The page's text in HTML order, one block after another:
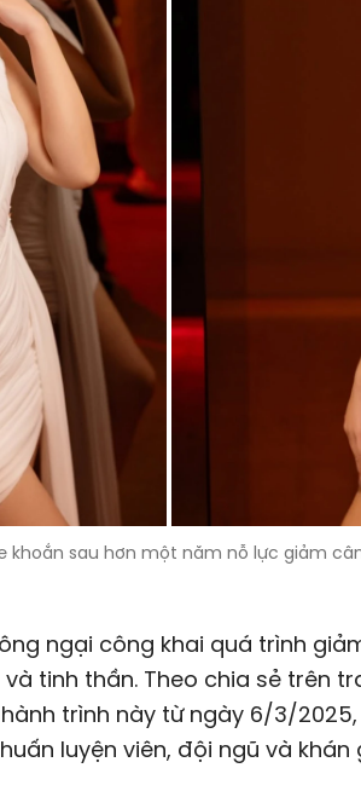
khoắn sau hơn một năm nỗ lực giảm
ngại công khai quá trình
tinh thần. Theo chia sẻ trên
trình này từ ngày 6/3/
luyện viên, đội ngũ và khán